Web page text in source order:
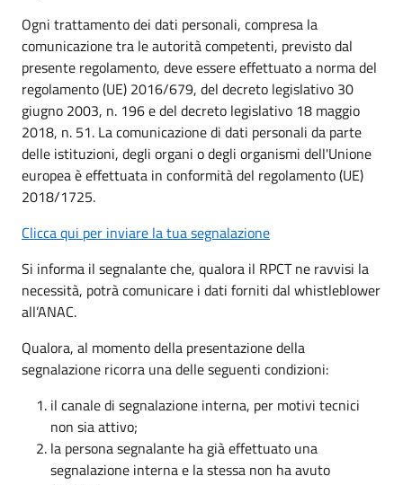
Ogni trattamento dei dati personali, compresa la
comunicazione tra le autorità competenti, previsto dal
presente regolamento, deve essere effettuato a norma del
regolamento (UE) 2016/679, del decreto legislativo 30
giugno 2003, n. 196 e del decreto legislativo 18 maggio
2018, n. 51. La comunicazione di dati personali da parte
delle istituzioni, degli organi o degli organismi dell'Unione
europea è effettuata in conformità del regolamento (UE)
2018/1725.
Clicca qui per inviare la tua segnalazione
Si informa il segnalante che, qualora il RPCT ne ravvisi la
necessità, potrà comunicare i dati forniti dal whistleblower
all’ANAC.
Qualora, al momento della presentazione della
segnalazione ricorra una delle seguenti condizioni:
il canale di segnalazione interna, per motivi tecnici
non sia attivo;
la persona segnalante ha già effettuato una
segnalazione interna e la stessa non ha avuto